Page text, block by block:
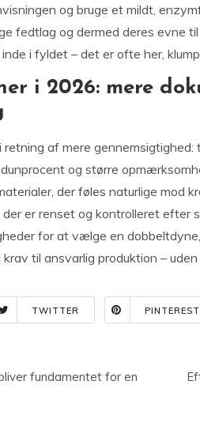
og bruge et mildt,
fedtlag og dermed deres evne
i fyldet – det er ofte her,
i 2026: mere
af mere gennemsigtighed:
og større
der føles naturlige mod
er renset og kontrolleret efter
for at vælge en
til ansvarlig produktion –
TWITTER PINTEREST
fundamentet for en